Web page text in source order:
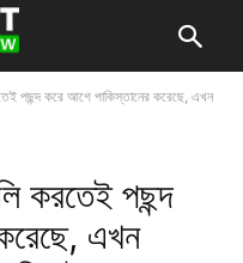
পছন্দ করে আগে পাকিস্তানের করেছে, এখন
করতেই পছন্দ
এখন